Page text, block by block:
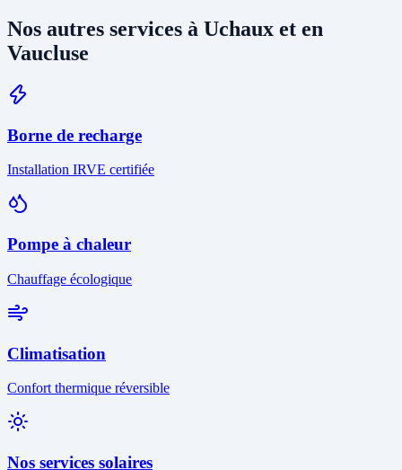
Nos autres services à Uchaux et en
Vaucluse
Borne de recharge
Installation IRVE certifiée
Pompe à chaleur
Chauffage écologique
Climatisation
Confort thermique réversible
Nos services solaires